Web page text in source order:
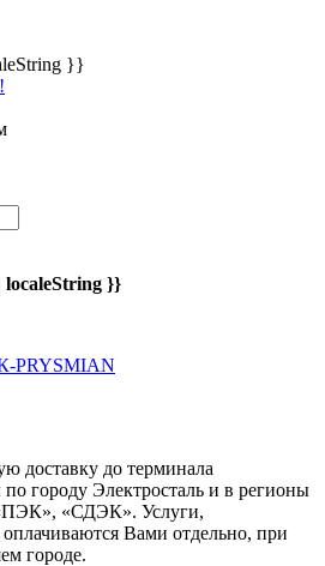
}}
}}
PRYSMIAN
доставку до терминала
городу Электросталь и в регионы
«СДЭК». Услуги,
Вами отдельно, при
городе.